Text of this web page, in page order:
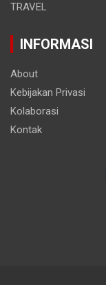
TRAVEL
INFORMASI
About
Kebijakan Privasi
Kolaborasi
Kontak